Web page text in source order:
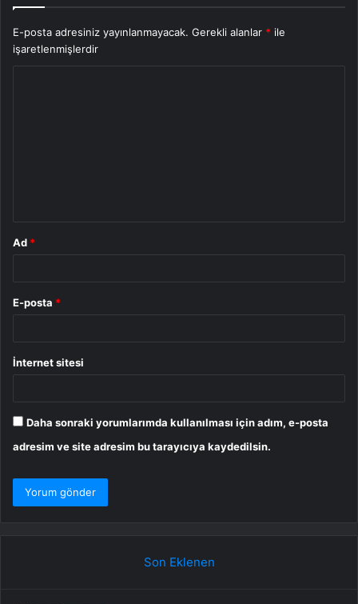
E-posta adresiniz yayınlanmayacak. Gerekli alanlar * ile
işaretlenmişlerdir
Ad *
E-posta *
İnternet sitesi
Daha sonraki yorumlarımda kullanılması için adım, e-posta
adresim ve site adresim bu tarayıcıya kaydedilsin.
Son Eklenen